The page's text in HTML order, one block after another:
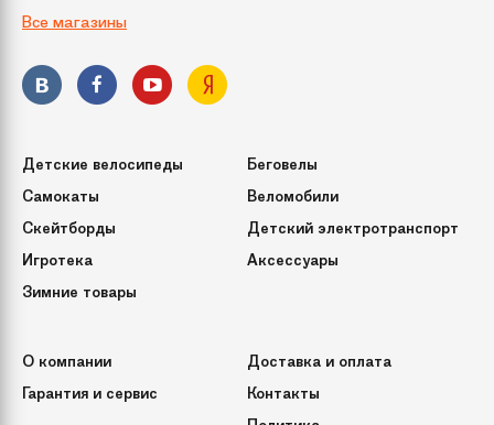
Все магазины
Детские велосипеды
Беговелы
Самокаты
Веломобили
Скейтборды
Детский электротранспорт
Игротека
Аксессуары
Зимние товары
О компании
Доставка и оплата
Гарантия и сервис
Контакты